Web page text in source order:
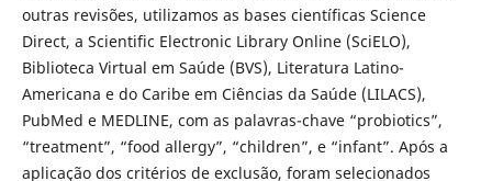
outras revisões, utilizamos as bases científicas Science
Direct, a Scientific Electronic Library Online (SciELO),
Biblioteca Virtual em Saúde (BVS), Literatura Latino-
Americana e do Caribe em Ciências da Saúde (LILACS),
PubMed e MEDLINE, com as palavras-chave “probiotics”,
“treatment”, “food allergy”, “children”, e “infant”. Após a
aplicação dos critérios de exclusão, foram selecionados